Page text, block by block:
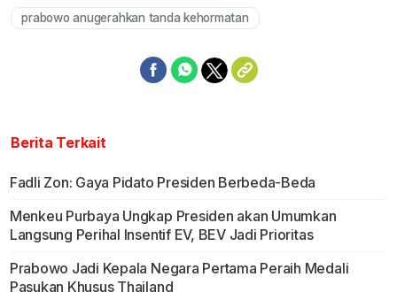
prabowo anugerahkan tanda kehormatan
Berita Terkait
Fadli Zon: Gaya Pidato Presiden Berbeda-Beda
Menkeu Purbaya Ungkap Presiden akan Umumkan
Langsung Perihal Insentif EV, BEV Jadi Prioritas
Prabowo Jadi Kepala Negara Pertama Peraih Medali
Pasukan Khusus Thailand